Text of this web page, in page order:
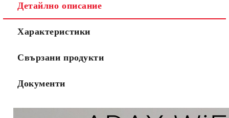
Детайлно описание
Характеристики
Свързани продукти
Документи